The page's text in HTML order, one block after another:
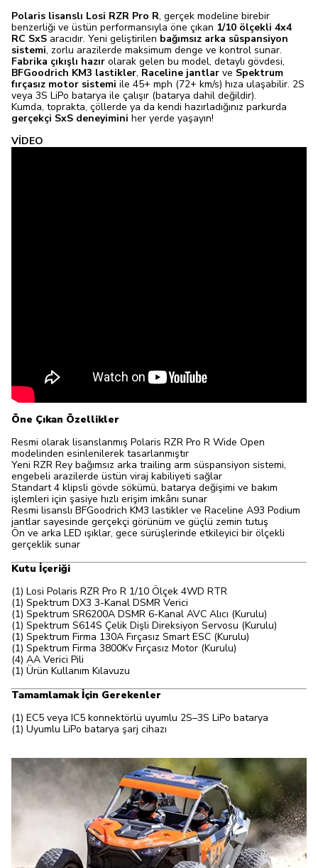
Polaris lisanslı Losi RZR Pro R, gerçek modeline birebir
benzerliği ve üstün performansıyla öne çıkan 1/10 ölçekli 4x4
RC SxS aracıdır. Yeni geliştirilen bağımsız arka süspansiyon
sistemi, zorlu arazilerde maksimum denge ve kontrol sunar.
Fabrika çıkışlı hazır olarak gelen bu model, detaylı gövdesi,
BFGoodrich KM3 lastikler, Raceline jantlar ve Spektrum
fırçasız motor sistemi ile 45+ mph (72+ km/s) hıza ulaşabilir. 2S
veya 3S LiPo batarya ile çalışır (batarya dahil değildir).
Kumda, toprakta, çöllerde ya da kendi hazırladığınız parkurda
gerçekçi SxS deneyimini her yerde yaşayın!
VİDEO
Öne Çıkan Özellikler
Resmi olarak lisanslanmış Polaris RZR Pro R Wide Open
modelinden esinlenilerek tasarlanmıştır
Yeni RZR Rey bağımsız arka trailing arm süspansiyon sistemi,
engebeli arazilerde üstün viraj kabiliyeti sağlar
Standart 4 klipsli gövde sökümü, batarya değişimi ve bakım
işlemleri için şasiye hızlı erişim imkânı sunar
Resmi lisanslı BFGoodrich KM3 lastikler ve Raceline A93 Podium
jantlar sayesinde gerçekçi görünüm ve güçlü zemin tutuş
Ön ve arka LED ışıklar, gece sürüşlerinde etkileyici bir ölçekli
gerçeklik sunar
Kutu İçeriği
(1) Losi Polaris RZR Pro R 1/10 Ölçek 4WD RTR
(1) Spektrum DX3 3-Kanal DSMR Verici
(1) Spektrum SR6200A DSMR 6-Kanal AVC Alıcı (Kurulu)
(1) Spektrum S614S Çelik Dişli Direksiyon Servosu (Kurulu)
(1) Spektrum Firma 130A Fırçasız Smart ESC (Kurulu)
(1) Spektrum Firma 3800Kv Fırçasız Motor (Kurulu)
(4) AA Verici Pili
(1) Ürün Kullanım Kılavuzu
Tamamlamak İçin Gerekenler
(1) EC5 veya IC5 konnektörlü uyumlu 2S–3S LiPo batarya
(1) Uyumlu LiPo batarya şarj cihazı